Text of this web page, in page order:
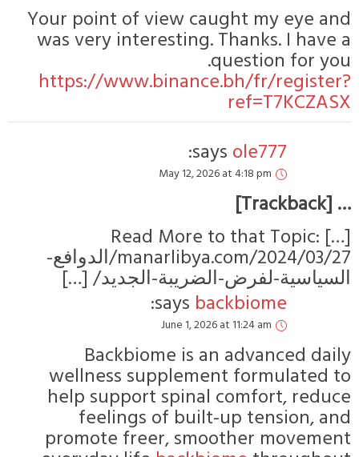
Your point of view caught my eye
was very interesting. Thanks. I have
question for
https://www.binance.bh/fr/
ole777
says:
May 12, 2026 at 4:18 pm
…
[…] Read More to that Topic:
manarlibya.com/2024/03/27/الدوافع-
لفرض-الضريبة-الجديد/ […]
backbiome
says:
June 1, 2026 at 11:24 am
Backbiome is an advanced
wellness supplement formulated
help support spinal comfort,
feelings of built-up tension,
promote freer, smoother